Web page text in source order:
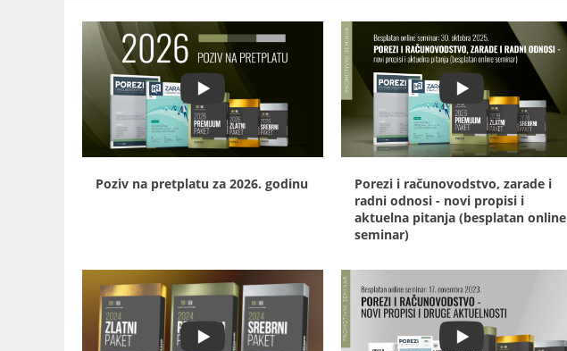
Poziv na pretplatu za 2026. godinu
Porezi i računovodstvo, zarade i
radni odnosi - novi propisi i
aktuelna pitanja (besplatan online
seminar)